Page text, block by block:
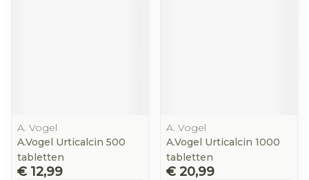
A. Vogel
A.Vogel Urticalcin 500
tabletten
€ 12,99
A. Vogel
A.Vogel Urticalcin 1000
tabletten
€ 20,99